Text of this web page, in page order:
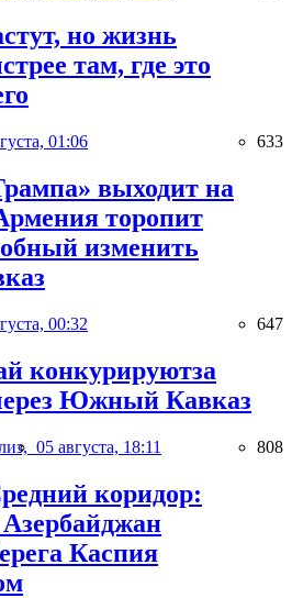
но жизнь
там, где это
01:06 633
выходит на
торопит
изменить
00:32 647
конкурируютза
Южный Кавказ
05 августа, 18:11 808
коридор:
Каспия